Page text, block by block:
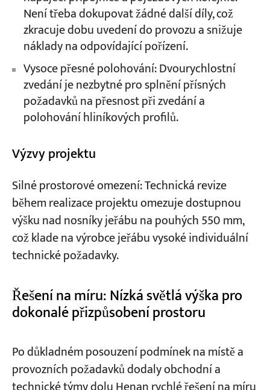
Není třeba dokupovat žádné další díly, což
zkracuje dobu uvedení do provozu a snižuje
náklady na odpovídající pořízení.
Vysoce přesné polohování: Dvourychlostní
zvedání je nezbytné pro splnění přísných
požadavků na přesnost při zvedání a
polohování hliníkových profilů.
Výzvy projektu
Silné prostorové omezení: Technická revize
během realizace projektu omezuje dostupnou
výšku nad nosníky jeřábu na pouhých 550 mm,
což klade na výrobce jeřábu vysoké individuální
technické požadavky.
Řešení na míru: Nízká světlá výška pro
dokonalé přizpůsobení prostoru
Po důkladném posouzení podmínek na místě a
provozních požadavků dodaly obchodní a